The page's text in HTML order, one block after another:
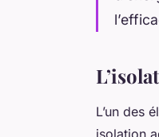
L’un des
isolation